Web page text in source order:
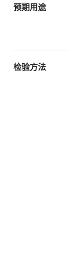
预期用途
检验方法